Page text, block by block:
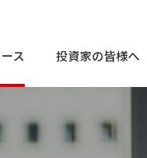
ス 投資家の皆様へ
個人投資家の皆様へ
トップメッセージ
経営⽅針
サステナビリティ
トップ
お客様